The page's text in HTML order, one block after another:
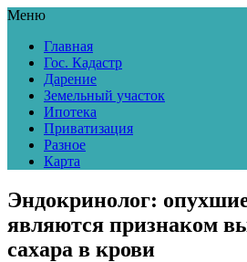
Меню
Главная
Гос. Кадастр
Дарение
Земельный участок
Ипотека
Приватизация
Разное
Карта
Эндокринолог:
являются признаком
сахара в крови